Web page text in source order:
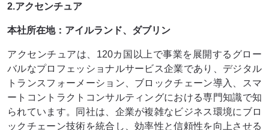
2.アクセンチュア
本社所在地：アイルランド、ダブリン
アクセンチュアは、120カ国以上で事業を展開するグロー
バルなプロフェッショナルサービス企業であり、デジタル
トランスフォーメーション、ブロックチェーン導入、スマ
ートコントラクトコンサルティングにおける専門知識で知
られています。同社は、企業が複雑なビジネス環境にブロ
ックチェーン技術を統合し、効率性と信頼性を向上させる